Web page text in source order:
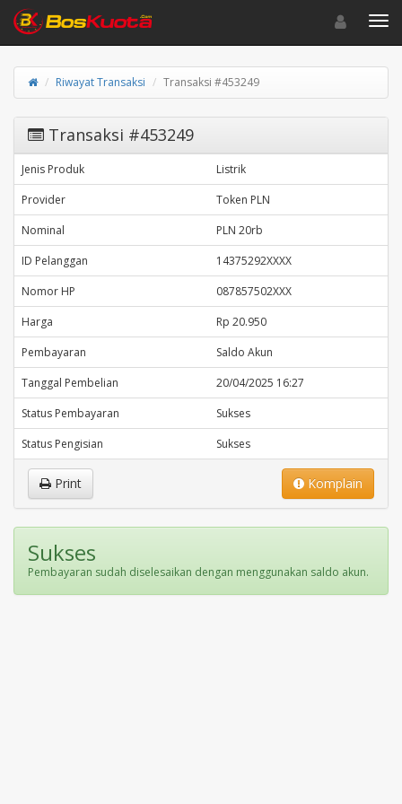
Toggle
Riwayat Transaksi Transaksi #453249
Transaksi #453249
Jenis Produk
Listrik
Provider
Token PLN
Nominal
PLN 20rb
ID Pelanggan
14375292XXXX
Nomor HP
087857502XXX
Harga
Rp 20.950
Pembayaran
Saldo Akun
Tanggal Pembelian
20/04/2025 16:27
Status Pembayaran
Sukses
Status Pengisian
Sukses
Komplain
Print
Sukses
Pembayaran sudah diselesaikan dengan menggunakan saldo akun.